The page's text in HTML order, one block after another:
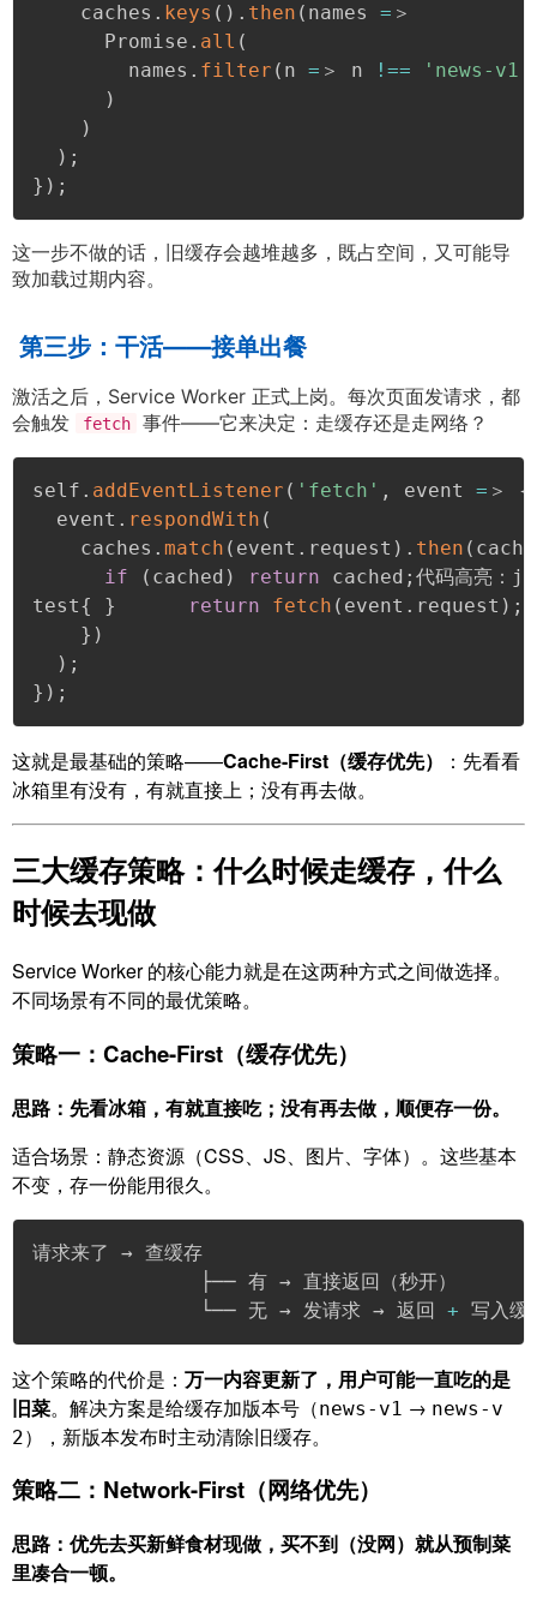
    caches
. keys ( ) . then ( names = ＞
      Promise
. all (
        names
. filter ( n = ＞ n !== 'news-v1'
)
)
) ;
} ) ;
这一步不做的话，旧缓存会越堆越多，既占空间，又可能导
致加载过期内容。
第三步：干活——接单出餐
激活之后，Service Worker 正式上岗。每次页面发请求，都
会触发
fetch 事件——它来决定：走缓存还是走网络？
self . addEventListener ( 'fetch' , event = ＞ {
  event
. respondWith (
    caches
. match ( event . request ) . then (
if
( cached ) return cached ; 代码高亮
test{ } return fetch ( event . request ) ;
} )
) ;
} ) ;
这就是最基础的策略——Cache-First（缓存优先）
：先看看
冰箱里有没有，有就直接上；没有再去做。
三大缓存策略：什么时候走缓存，什么
时候去现做
Service Worker 的核心能力就是在这两种方式之间做选择。
不同场景有不同的最优策略。
策略一：Cache-First（缓存优先）
思路：先看冰箱，有就直接吃；没有再去做，顺便存一份。
适合场景：静态资源（CSS、JS、图片、字体）。这些基本
不变，存一份能用很久。
请求来了 → 查缓存
              ├── 有 → 直接返回（秒开）
              └── 无 → 发请求 → 返回
+ 写入缓
这个策略的代价是： 万一内容更新了，用户可能一直吃的是
旧菜。解决方案是给缓存加版本号（news-v1 → news-v
2），新版本发布时主动清除旧缓存。
策略二：Network-First（网络优先）
思路：优先去买新鲜食材现做，买不到（没网）就从预制菜
里凑合一顿。